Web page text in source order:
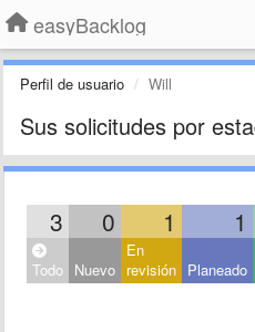
easyBacklog
Perfil de usuario Will
Sus solicitudes por
3 0 1 1
Todo Nuevo
En
revisión Planeado